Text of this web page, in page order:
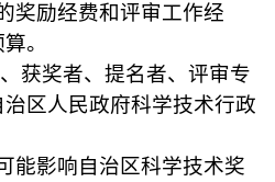
奖励经费和评审工作经
。
获奖者、提名者、评审专
区人民政府科学技术行政
能影响自治区科学技术奖